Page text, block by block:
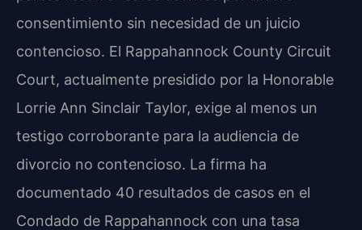
consentimiento sin necesidad de un juicio
contencioso. El Rappahannock County Circuit
Court, actualmente presidido por la Honorable
Lorrie Ann Sinclair Taylor, exige al menos un
testigo corroborante para la audiencia de
divorcio no contencioso. La firma ha
documentado 40 resultados de casos en el
Condado de Rappahannock con una tasa